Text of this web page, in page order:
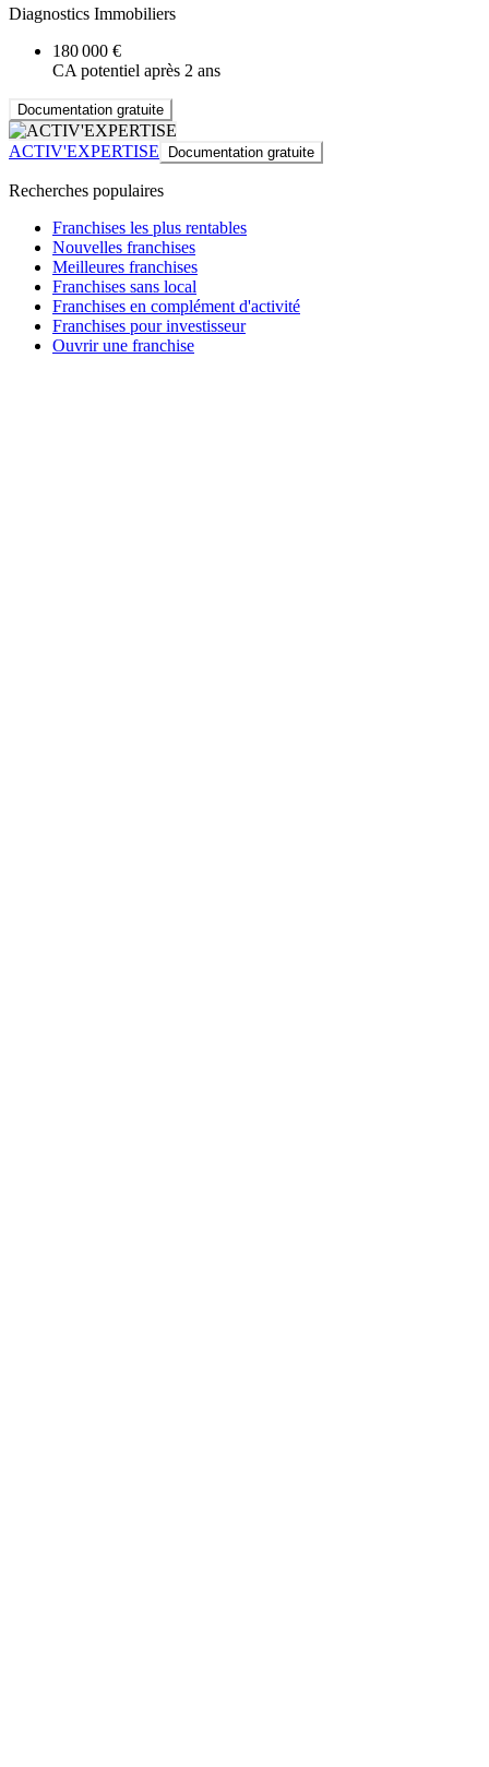
Diagnostics Immobiliers
180 000 €
CA potentiel après 2 ans
Documentation gratuite
ACTIV'EXPERTISE Documentation gratuite
Recherches populaires
Franchises les plus rentables
Nouvelles franchises
Meilleures franchises
Franchises sans local
Franchises en complément d'activité
Franchises pour investisseur
Ouvrir une franchise